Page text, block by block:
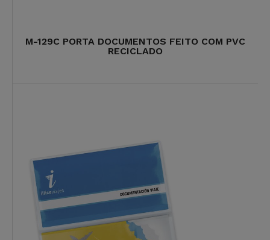
M-129C PORTA DOCUMENTOS FEITO COM PVC
RECICLADO